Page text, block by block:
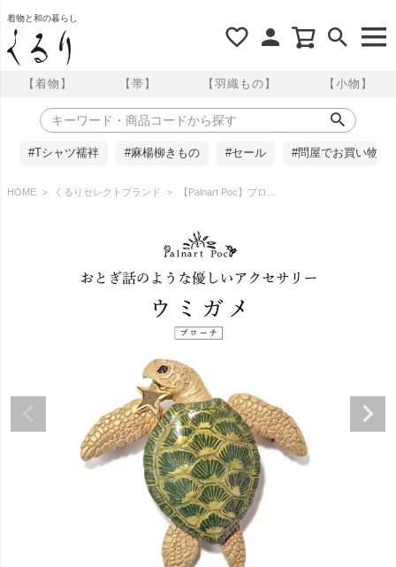
着物と和の暮らし
【着物】 【帯】 【羽織もの】 【小物】
#Tシャツ襦袢 #麻楊柳きもの #セール #問屋でお買い物
HOME くるりセレクトブランド 【Palnart Poc】ブローチ/ウミガメ